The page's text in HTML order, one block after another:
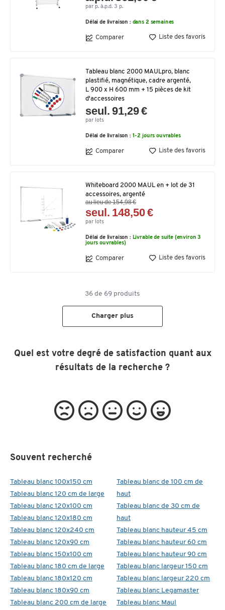
par p. à.p.d. 3 p.
Délai de livraison : dans 2 semaines
Comparer Liste des favoris
Tableau blanc 2000 MAULpro, blanc
plastifié, magnétique, cadre argenté,
L 900 x H 600 mm + 15 pièces de kit
d'accessoires
seul. 91,29 €
par lots
Délai de livraison : 1-2 jours ouvrables
Comparer Liste des favoris
Whiteboard 2000 MAUL en + lot de 31
accessoires, argenté
au lieu de 154,98 €
seul. 148,50 €
par lots
Délai de livraison : Livrable de suite (environ 3
jours ouvrables)
Comparer Liste des favoris
36 de 69 produits
Charger plus
Quel est votre degré de satisfaction quant aux
résultats de la recherche ?
Souvent recherché
Tableau blanc 100x150 cm
Tableau blanc 120 cm de large
Tableau blanc 120x100 cm
Tableau blanc 120x180 cm
Tableau blanc 120x240 cm
Tableau blanc 120x90 cm
Tableau blanc 150x100 cm
Tableau blanc 180 cm de large
Tableau blanc 180x120 cm
Tableau blanc 180x90 cm
Tableau blanc 200 cm de large
Tableau blanc de 100 cm de
haut
Tableau blanc de 30 cm de
haut
Tableau blanc hauteur 45 cm
Tableau blanc hauteur 60 cm
Tableau blanc hauteur 90 cm
Tableau blanc largeur 150 cm
Tableau blanc largeur 220 cm
Tableau blanc Legamaster
Tableau blanc Maul